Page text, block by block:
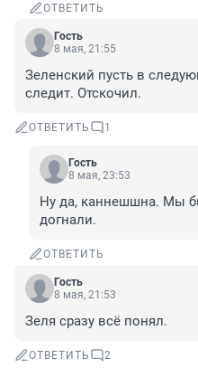
ОТВЕТИТЬ
Гость
8 мая, 21:55
Зеленский пусть в
следит. Отскочил.
ОТВЕТИТЬ 1
Гость
8 мая, 23:53
Ну да, каннешшна. Мы
догнали.
ОТВЕТИТЬ
Гость
8 мая, 21:53
Зеля сразу всё понял.
ОТВЕТИТЬ 2